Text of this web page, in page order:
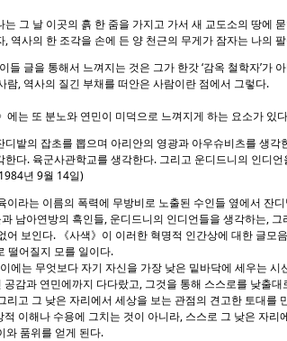
는 그 날 이곳의 흙 한 줌을 가지고 가서 새 교도소의 땅에
, 역사의 한 조각을 손에 든 양 천근의 무게가 잠자는 나의
들 글을 통해서 느껴지는 것은 그가 한갓 ‘감옥 철학자’가
람, 역사의 질긴 부채를 떠안은 사람이란 점에서 그렇다.
에는 또 분노와 연민이 미덕으로 느껴지게 하는 요소가 있
디밭의 잡초를 뽑으며 아리안의 영광과 아우슈비츠를 생
한다. 육군사관학교를 생각한다. 그리고 운디드니의 인디
년 9월 14일)
이라는 이름의 폭력에 무방비로 노출된 수인들 옆에서 잔
남아연방의 흑인들, 운디드니의 인디언들을 생각하는,
어 보인다. 《사색》이 이러한 혁명적 인간상에 대한 글모
떨어질지 모를 일이다.
에는 무엇보다 자기 자신을 가장 낮은 밑바닥에 세우는
공감과 연민에까지 다다랐고, 그것을 통해 스스로를 낮출
리고 그 낮은 자리에서 세상을 보는 관점의 견고한 토대를
적 이해나 수용에 그치는 것이 아니라, 스스로 그 낮은 자
와 품위를 얻게 된다.